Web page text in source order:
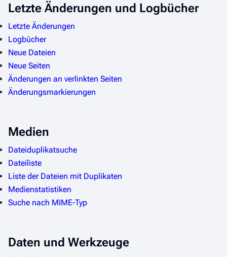
Letzte Änderungen und Logbücher
Letzte Änderungen
Logbücher
Neue Dateien
Neue Seiten
Änderungen an verlinkten Seiten
Änderungsmarkierungen
Medien
Dateiduplikatsuche
Dateiliste
Liste der Dateien mit Duplikaten
Medienstatistiken
Suche nach MIME-Typ
Daten und Werkzeuge